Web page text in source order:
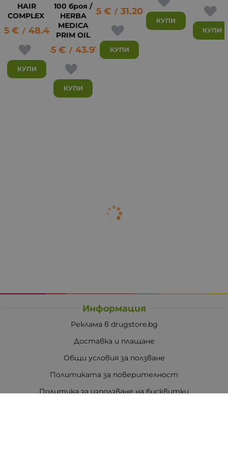
HAIR
COMPLEX
€ / 48.41 лв.
КУПИ
100 броя /
HERBA
MEDICA
PRIM OIL
22.45 € / 43.91 лв.
КУПИ
15.95 € / 31.20 лв.
КУПИ
КУПИ
КУПИ
Информация
Реклама в drugstore.bg
Доставка и плащане
Общи условия за ползване
Политиката за поверителност
Политика за използване на бисквитки